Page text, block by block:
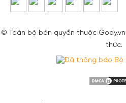
© Toàn bộ bản quyền thuộc
thức.